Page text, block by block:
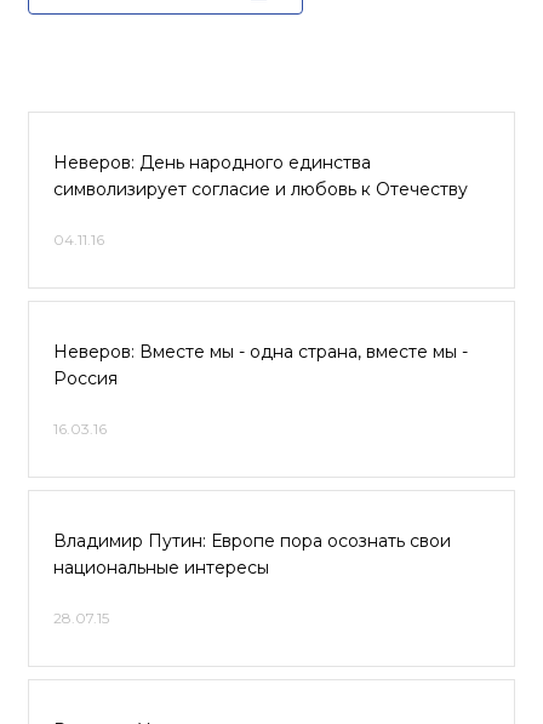
Неверов: День народного единства
символизирует согласие и любовь к Отечеству
04.11.16
Неверов: Вместе мы - одна страна, вместе мы -
Россия
16.03.16
Владимир Путин: Европе пора осознать свои
национальные интересы
28.07.15